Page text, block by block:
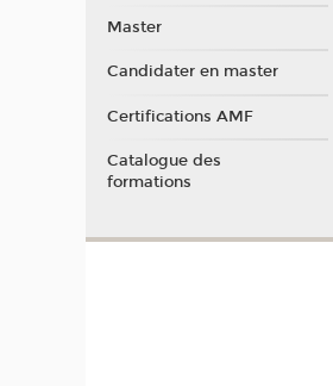
Master
Candidater en master
Certifications AMF
Catalogue des
formations